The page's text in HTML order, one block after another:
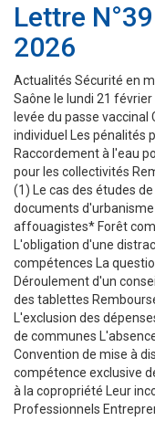
Lettre
2026
Actualités Sécurité en
Saône le lundi 21
levée du passe
individuel Les pénalités
Raccordement à l'eau
pour les collectivités
(1) Le cas des études
documents
affouagistes* Forêt
L'obligation d'une
compétences La
Déroulement d'un
des tablettes
L'exclusion des
de communes
Convention de mise à
compétence exclusive
à la copropriété Leur
Professionnels